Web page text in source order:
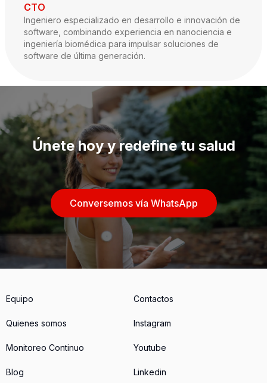
CTO
Ingeniero especializado en desarrollo e innovación de
software, combinando experiencia en nanociencia e
ingeniería biomédica para impulsar soluciones de
software de última generación.
Únete hoy y redefine tu salud
Conversemos vía WhatsApp
Equipo
Quienes somos
Monitoreo Continuo
Blog
Contactos
Instagram
Youtube
Linkedin